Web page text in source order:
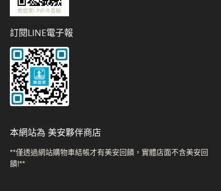
訂閱LINE電子報
本網站為 美安夥伴商店
**僅透過網站購物車結帳才有美安回饋，實體店面不含美安回
饋!**